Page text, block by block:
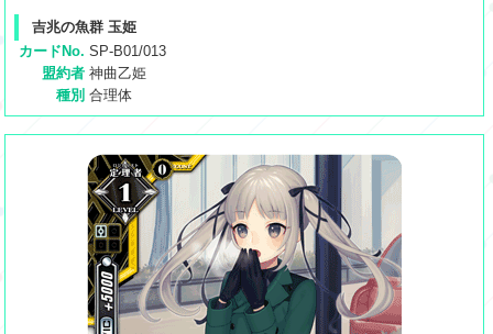
吉兆の魚群 玉姫
カードNo. SP-B01/013
盟約者 神曲乙姫
種別 合理体